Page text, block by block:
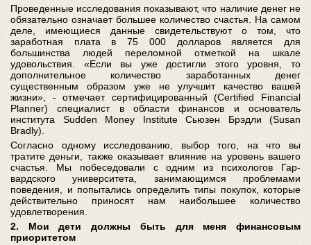
Проведенные исследования показывают, что наличие денег не
обязательно означает большее количество счастья. На самом
деле, имеющиеся данные свидетельствуют о том, что
заработная плата в 75 000 долларов является для
большинства людей переломной отметкой на шкале
удовольствия. «Если вы уже достигли этого уровня, то
дополнительное количество заработанных денег
существенным образом уже не улучшит качество вашей
жизни», - отмечает сертифицированный (Certified Financial
Planner) специалист в области финансов и основатель
института Sudden Money Institute Сьюзен Брэдли (Susan
Bradly).
Согласно одному исследованию, выбор того, на что вы
тратите деньги, также оказывает влияние на уровень вашего
счастья. Мы побеседовали с одним из психологов Гар-
вардского университета, занимающимся проблемами
поведения, и попытались определить типы покупок, которые
действительно приносят нам наибольшее количество
удовлетворения.
2. Мои дети должны быть для меня финансовым
приоритетом